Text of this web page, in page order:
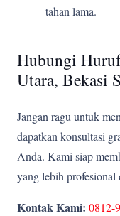
tahan lama.
Hubungi
Utara, Bekasi
Jangan ragu untuk
dapatkan konsultasi
Anda. Kami siap
yang lebih profesional
Kontak Kami: 0812-